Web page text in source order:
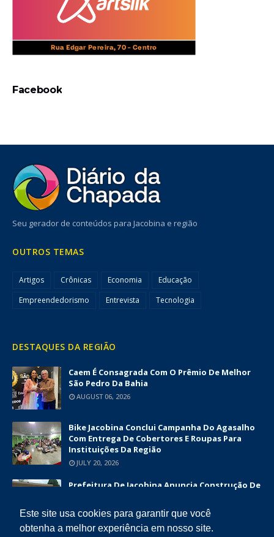
Este site usa cookies para garantir que você
obtenha a melhor experiência em nosso site.
Facebook
Seu gerador de conteúdos para Jacobina e região
OUTROS TEMAS
Artigos Crônicas Economia
Educação
Empreendedorismo
Entrevista Tecnologia
DESTAQUES DA REGIÃO
Caem É Consagrada Com O Prêmio De Melhor
São Pedro Da Bahia
AUGUST 06, 2026
Bike Jacobina Conclui Campanha Do Agasalho
Com Entrega De Cobertores E Roupas Para
Instituições Da Região
JULY 20, 2026
Prefeitura De Jacobina Anuncia Construção De
Superior A R$ 1,7 Milhão
JUNE 12, 2026